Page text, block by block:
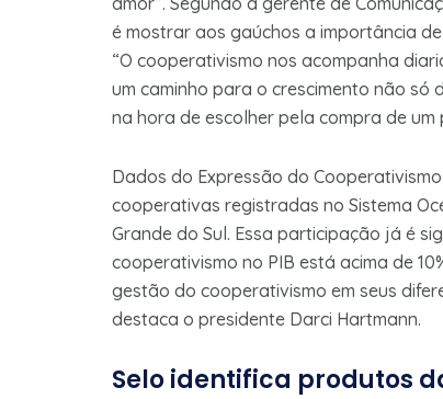
é mostrar aos gaúchos a importância
“O cooperativismo nos acompanha
um caminho para o crescimento não só
na hora de escolher pela compra de um
Dados do Expressão do
cooperativas registradas no Sistema
Grande do Sul. Essa participação já é
cooperativismo no PIB está acima de
gestão do cooperativismo em seus
destaca o presidente Darci Hartmann.
Selo identifica produtos